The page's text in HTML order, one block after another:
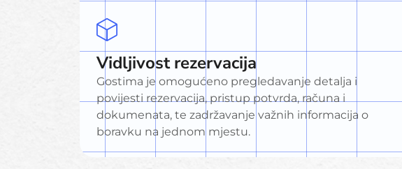
Vidljivost rezervacija
Gostima je omogućeno pregledavanje detalja i
povijesti rezervacija, pristup potvrda, računa i
dokumenata, te zadržavanje važnih informacija o
boravku na jednom mjestu.